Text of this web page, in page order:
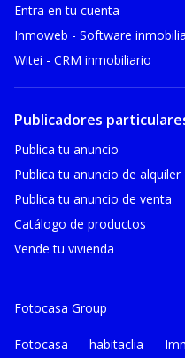
Entra en tu cuenta
Inmoweb - Software
Witei - CRM inmobiliario
Publicadores
Publica tu anuncio
Publica tu anuncio de alquiler
Publica tu anuncio de venta
Catálogo de productos
Vende tu vivienda
Fotocasa Group
Fotocasa habitaclia